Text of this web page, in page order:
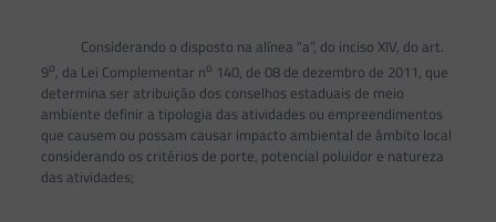
Considerando o disposto na alínea “a”, do inciso XIV, do art.
9o, da Lei Complementar no 140, de 08 de dezembro de 2011, que
determina ser atribuição dos conselhos estaduais de meio
ambiente definir a tipologia das atividades ou empreendimentos
que causem ou possam causar impacto ambiental de âmbito local
considerando os critérios de porte, potencial poluidor e natureza
das atividades;